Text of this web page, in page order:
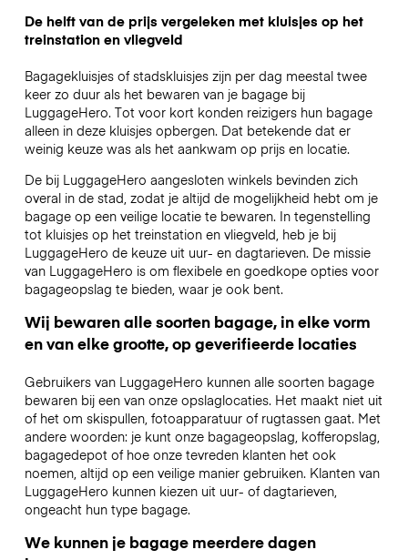
De helft van de prijs vergeleken met kluisjes op het
treinstation en vliegveld
Bagagekluisjes of stadskluisjes zijn per dag meestal twee
keer zo duur als het bewaren van je bagage bij
LuggageHero. Tot voor kort konden reizigers hun bagage
alleen in deze kluisjes opbergen. Dat betekende dat er
weinig keuze was als het aankwam op prijs en locatie.
De bij LuggageHero aangesloten winkels bevinden zich
overal in de stad, zodat je altijd de mogelijkheid hebt om je
bagage op een veilige locatie te bewaren. In tegenstelling
tot kluisjes op het treinstation en vliegveld, heb je bij
LuggageHero de keuze uit uur- en dagtarieven. De missie
van LuggageHero is om flexibele en goedkope opties voor
bagageopslag te bieden, waar je ook bent.
Wij bewaren alle soorten bagage, in elke vorm
en van elke grootte, op geverifieerde locaties
Gebruikers van LuggageHero kunnen alle soorten bagage
bewaren bij een van onze opslaglocaties. Het maakt niet uit
of het om skispullen, fotoapparatuur of rugtassen gaat. Met
andere woorden: je kunt onze bagageopslag, kofferopslag,
bagagedepot of hoe onze tevreden klanten het ook
noemen, altijd op een veilige manier gebruiken. Klanten van
LuggageHero kunnen kiezen uit uur- of dagtarieven,
ongeacht hun type bagage.
We kunnen je bagage meerdere dagen